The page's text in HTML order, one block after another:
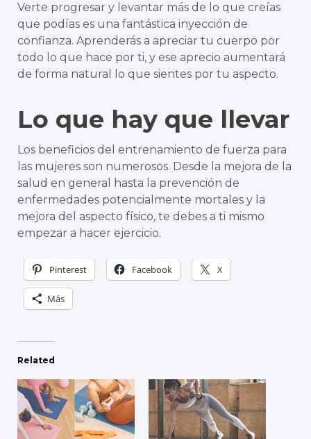
Verte progresar y levantar más de lo que creías
que podías es una fantástica inyección de
confianza. Aprenderás a apreciar tu cuerpo por
todo lo que hace por ti, y ese aprecio aumentará
de forma natural lo que sientes por tu aspecto.
Lo que hay que llevar
Los beneficios del entrenamiento de fuerza para
las mujeres son numerosos. Desde la mejora de la
salud en general hasta la prevención de
enfermedades potencialmente mortales y la
mejora del aspecto físico, te debes a ti mismo
empezar a hacer ejercicio.
Pinterest Facebook X
Más
Related